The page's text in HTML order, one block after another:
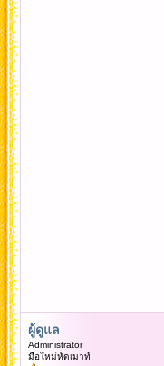
ผู้ดูแล
Administrator
มือใหม่หัดเมาท์